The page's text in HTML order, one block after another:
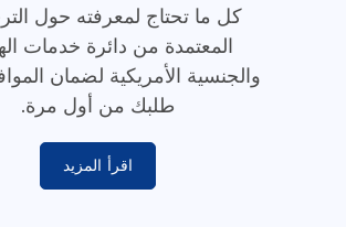
كل ما تحتاج لمعرفته حول
المعتمدة من دائرة خدمات
والجنسية الأمريكية لضمان
طلبك من أول مرة.
اقرأ المزيد